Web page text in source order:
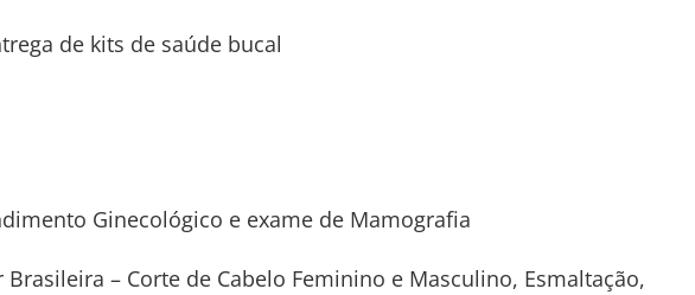
de kits de saúde bucal
Ginecológico e exame de Mamografia
Brasileira – Corte de Cabelo Feminino e Masculino, Esmaltação,